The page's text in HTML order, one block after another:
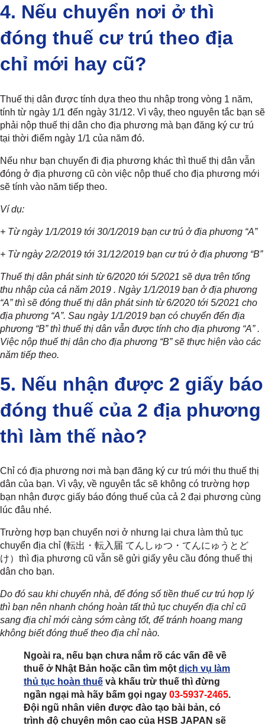
4. Nếu chuyển nơi ở thì
đóng thuế cư trú theo địa
chỉ mới hay cũ?
Thuế thị dân được tính dựa theo thu nhập trong vòng 1 năm,
tính từ ngày 1/1 đến ngày 31/12. Vì vậy, theo nguyên tắc bạn sẽ
phải nộp thuế thị dân cho địa phương mà bạn đăng ký cư trú
tại thời điểm ngày 1/1 của năm đó.
Nếu như bạn chuyển đi địa phương khác thì thuế thị dân vẫn
đóng ở địa phương cũ còn việc nộp thuế cho địa phương mới
sẽ tính vào năm tiếp theo.
Ví dụ:
+ Từ ngày 1/1/2019 tới 30/1/2019 bạn cư trú ở địa phương “A”
+ Từ ngày 2/2/2019 tới 31/12/2019 bạn cư trú ở địa phương “B”
Thuế thị dân phát sinh từ 6/2020 tới 5/2021 sẽ dựa trên tổng
thu nhập của cả năm 2019 . Ngày 1/1/2019 bạn ở địa phương
“A” thì sẽ đóng thuế thị dân phát sinh từ 6/2020 tới 5/2021 cho
địa phương “A”. Sau ngày 1/1/2019 bạn có chuyển đến địa
phương “B” thì thuế thị dân vẫn được tính cho địa phương “A” .
Việc nộp thuế thị dân cho địa phương “B” sẽ thực hiện vào các
năm tiếp theo.
5. Nếu nhận được 2 giấy báo
đóng thuế của 2 địa phương
thì làm thế nào?
Chỉ có địa phương nơi mà bạn đăng ký cư trú mới thu thuế thị
dân của bạn. Vì vậy, về nguyên tắc sẽ không có trường hợp
bạn nhận được giấy báo đóng thuế của cả 2 đại phương cùng
lúc đâu nhé.
Trường hợp bạn chuyển nơi ở nhưng lại chưa làm thủ tục
chuyển địa chỉ (転出・転入届 てんしゅつ・てんにゅうとど
け）thì địa phương cũ vẫn sẽ gửi giấy yêu cầu đóng thuế thị
dân cho bạn.
Do đó sau khi chuyển nhà, để đóng số tiền thuế cư trú hợp lý
thì bạn nên nhanh chóng hoàn tất thủ tục chuyển địa chỉ cũ
sang địa chỉ mới càng sớm càng tốt, để tránh hoang mang
không biết đóng thuế theo địa chỉ nào.
Ngoài ra, nếu bạn chưa nắm rõ các vấn đề về
thuế ở Nhật Bản hoặc cần tìm một dịch vụ làm
thủ tục hoàn thuế và khấu trừ thuế thì đừng
ngần ngại mà hãy bấm gọi ngay 03-5937-2465.
Đội ngũ nhân viên được đào tạo bài bản, có
trình độ chuyên môn cao của HSB JAPAN sẽ